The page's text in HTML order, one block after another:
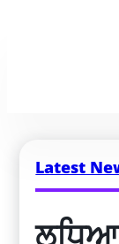
Latest